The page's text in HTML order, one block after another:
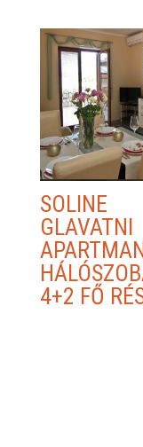
SOLINE
GLAVATNI
4+2 FŐ